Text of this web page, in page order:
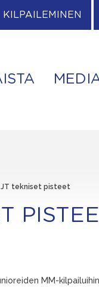
KILPAILEMINEN
tekniset pisteet
MM-